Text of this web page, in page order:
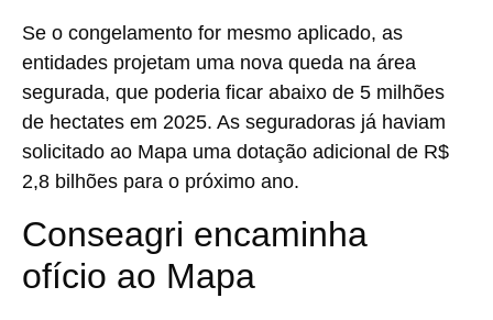
Se o congelamento for mesmo aplicado, as
entidades projetam uma nova queda na área
segurada, que poderia ficar abaixo de 5 milhões
de hectates em 2025. As seguradoras já haviam
solicitado ao Mapa uma dotação adicional de R$
2,8 bilhões para o próximo ano.
Conseagri encaminha
ofício ao Mapa